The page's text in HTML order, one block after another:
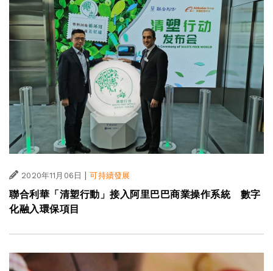
2020年11月06日 | 可持續發展
聯合利華「清塑行動」接入阿里巴巴商業操作系統 數字
化融入環保項目